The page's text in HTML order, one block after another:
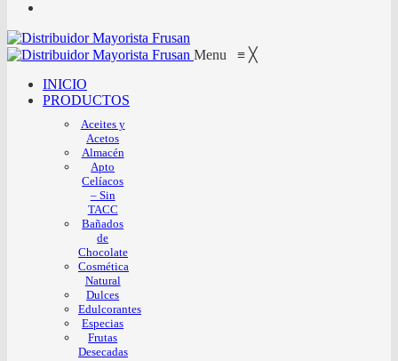
Menu ≡ ╳
INICIO
PRODUCTOS
Aceites y
Acetos
Almacén
Apto
Celíacos
– Sin
TACC
Bañados
de
Chocolate
Cosmética
Natural
Dulces
Edulcorantes
Especias
Frutas
Desecadas